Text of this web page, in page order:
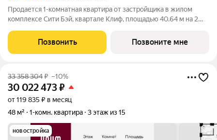
Продается 1-комнатная квартира от застройщика в жилом
комплексе Сити Бэй, квартале Клиф, площадью 40.64 м на 2
пять Клубных домов на первой линии озелененной
набережной Реки Москвы. Со
Позвонить Позвоните мне
33 358 304₽ –10%
30 022 473₽
от 119 835 ₽ в месяц
48 м²
1-комн. квартира 3 этаж из 15
новостройка